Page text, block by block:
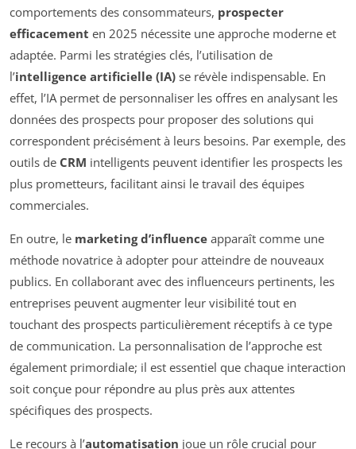
comportements des consommateurs, prospecter
efficacement en 2025 nécessite une approche moderne et
adaptée. Parmi les stratégies clés, l’utilisation de
l’intelligence artificielle (IA) se révèle indispensable. En
effet, l’IA permet de personnaliser les offres en analysant les
données des prospects pour proposer des solutions qui
correspondent précisément à leurs besoins. Par exemple, des
outils de CRM intelligents peuvent identifier les prospects les
plus prometteurs, facilitant ainsi le travail des équipes
commerciales.
En outre, le marketing d’influence apparaît comme une
méthode novatrice à adopter pour atteindre de nouveaux
publics. En collaborant avec des influenceurs pertinents, les
entreprises peuvent augmenter leur visibilité tout en
touchant des prospects particulièrement réceptifs à ce type
de communication. La personnalisation de l’approche est
également primordiale; il est essentiel que chaque interaction
soit conçue pour répondre au plus près aux attentes
spécifiques des prospects.
Le recours à l’automatisation joue un rôle crucial pour